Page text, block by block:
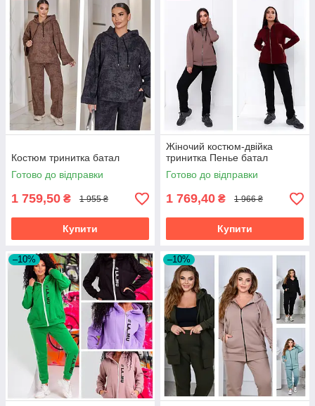
Костюм тринитка батал
Готово до відправки
1 759,50 ₴ 1 955 ₴
Купити
Жіночий костюм-двійка
тринитка Пенье батал
Готово до відправки
1 769,40 ₴ 1 966 ₴
Купити
–10% –10%